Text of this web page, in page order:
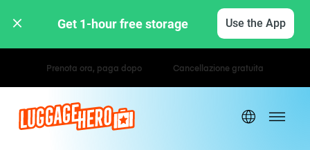
Get 1-hour free storage Use the App
Tariffe orarie / giornaliere